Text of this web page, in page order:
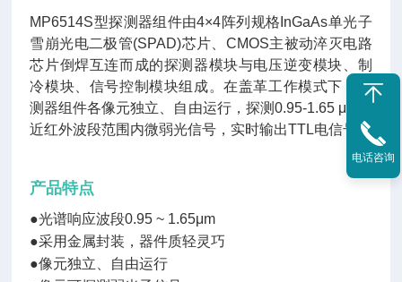
MP6514S型探测器组件由4×4阵列规格InGaAs单光子
雪崩光电二极管(SPAD)芯片、CMOS主被动淬灭电路
芯片倒焊互连而成的探测器模块与电压逆变模块、制
冷模块、信号控制模块组成。在盖革工作模式下，探
测器组件各像元独立、自由运行，探测0.95-1.65 μm的
近红外波段范围内微弱光信号，实时输出TTL电信号。
产品特点
●光谱响应波段0.95 ~ 1.65μm
●采用金属封装，器件质轻灵巧
●像元独立、自由运行
电话咨询